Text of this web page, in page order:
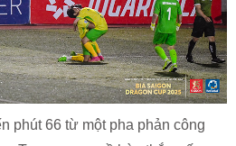
phút 66 từ một pha phản công